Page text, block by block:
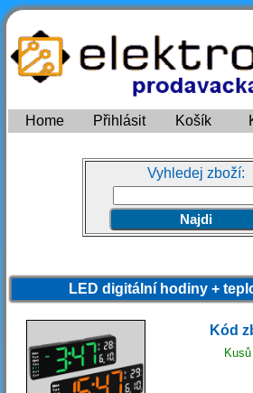
Home Přihlásit Košík
Vyhledej zboží:
LED digitální hodiny +
Kód